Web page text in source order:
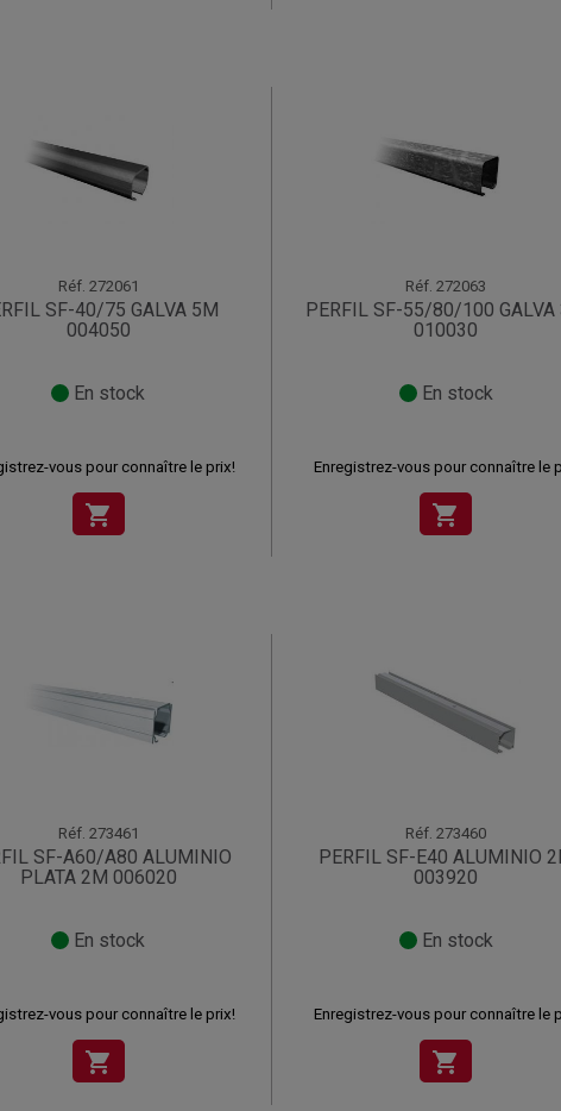
Réf. 272061
SF-40/75 GALVA 5M
004050
En stock
vous pour connaître le prix!
shopping_cart
Réf. 272063
PERFIL SF-55/80/100 GALVA
010030
En stock
Enregistrez-vous pour connaître le
shopping_cart
Réf. 273461
SF-A60/A80 ALUMINIO
PLATA 2M 006020
En stock
vous pour connaître le prix!
shopping_cart
Réf. 273460
PERFIL SF-E40 ALUMINIO
003920
En stock
Enregistrez-vous pour connaître le
shopping_cart